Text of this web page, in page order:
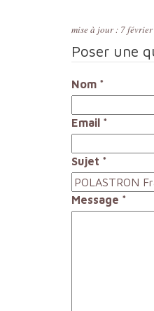
mise à jour : 7
Poser une
Nom *
Email *
Sujet *
Message *